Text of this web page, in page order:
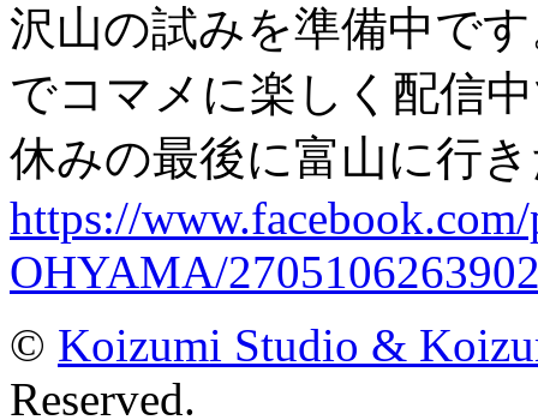
沢山の試みを準備中で
でコマメに楽しく配信
休みの最後に富山に行
https://
OHYAMA/
© Koizumi Studio &
Reserved.